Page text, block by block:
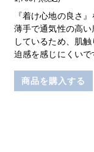
『着け心地の良さ
薄手で通気性の高
しているため、肌
迫感を感じにくい
商品を購入する